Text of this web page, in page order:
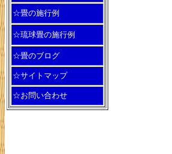
☆畳の施行例
☆琉球畳の施行例
☆畳のブログ
☆サイトマップ
☆お問い合わせ